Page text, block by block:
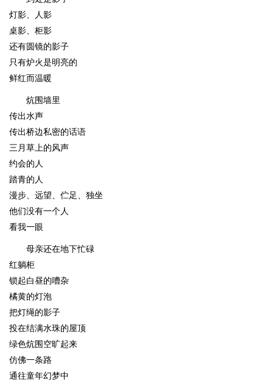
灯影、人影
桌影、柜影
还有圆镜的影子
只有炉火是明亮的
鲜红而温暖
炕围墙里
传出水声
传出桥边私密的话语
三月草上的风声
约会的人
踏青的人
漫步、远望、伫足、独坐
他们没有一个人
看我一眼
母亲还在地下忙碌
红躺柜
锁起白昼的嘈杂
橘黄的灯泡
把灯绳的影子
投在结满水珠的屋顶
绿色炕围空旷起来
仿佛一条路
通往童年幻梦中